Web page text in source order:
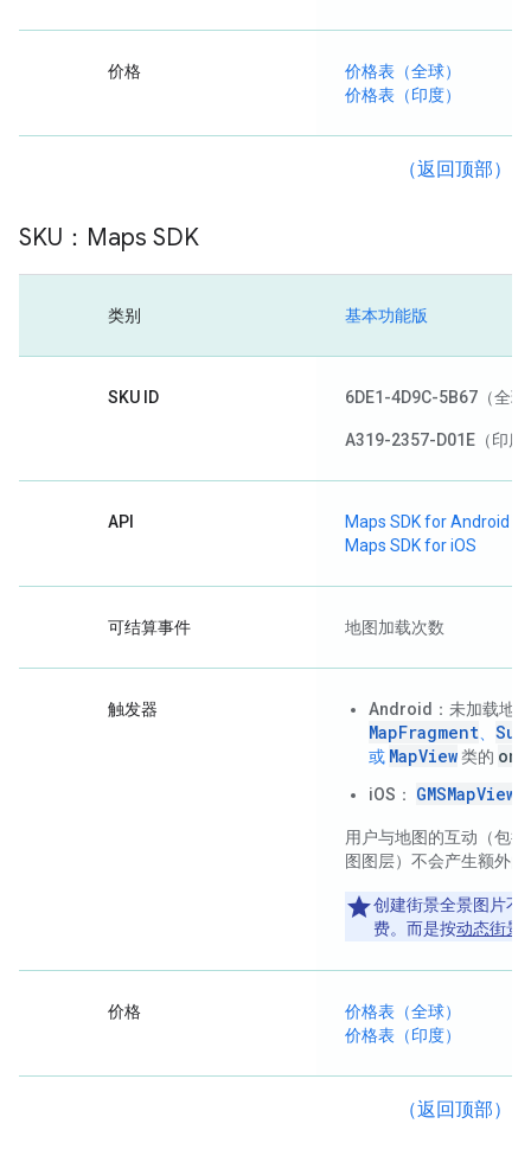
价格
价格表（全球）
价格表（印度）
（返回顶部）
SKU：Maps SDK
类别 基本功能版
SKU ID 6DE1-4D9C-5B67 （全
A319-2357-D01E （印度
API
Maps SDK for Android
Maps SDK for iOS
可结算事件 地图加载次数
触发器 Android ：未加载地
MapFragment
或 MapView类的
iOS ： GMSMapView
用户与地图的互动（包
图图层）不会产生额外
创建街景全景图片不
费。而是按动态街景
价格
价格表（全球）
价格表（印度）
（返回顶部）